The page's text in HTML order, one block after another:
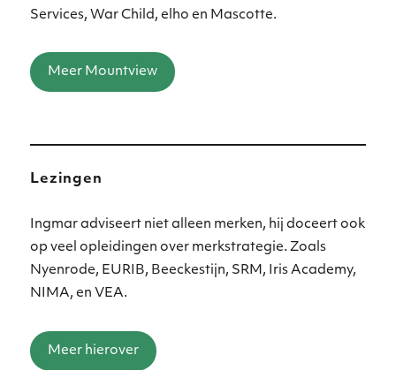
Services, War Child, elho en Mascotte.
Meer Mountview
Lezingen
Ingmar adviseert niet alleen merken, hij doceert ook
op veel opleidingen over merkstrategie. Zoals
Nyenrode, EURIB, Beeckestijn, SRM, Iris Academy,
NIMA, en VEA.
Meer hierover